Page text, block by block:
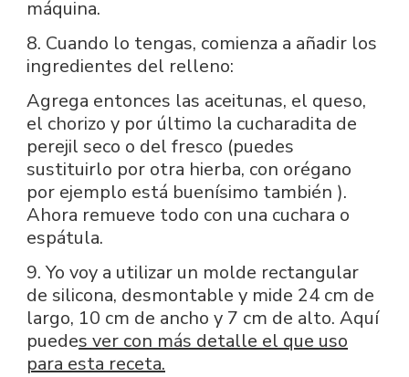
máquina.
8. Cuando lo tengas, comienza a añadir los
ingredientes del relleno:
Agrega entonces las aceitunas, el queso,
el chorizo y por último la cucharadita de
perejil seco o del fresco (puedes
sustituirlo por otra hierba, con orégano
por ejemplo está buenísimo también ).
Ahora remueve todo con una cuchara o
espátula.
9. Yo voy a utilizar un molde rectangular
de silicona, desmontable y mide 24 cm de
largo, 10 cm de ancho y 7 cm de alto. Aquí
puedes ver con más detalle el que uso
para esta receta.